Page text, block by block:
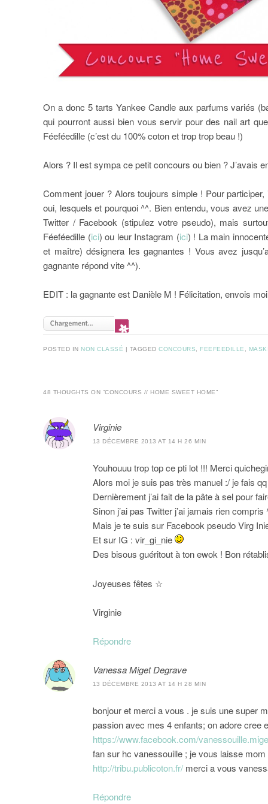
On a donc 5 tarts Yankee Candle aux parfums variés
qui pourront aussi bien vous servir pour des nail art
Féeféedille (c’est du 100% coton et trop trop beau !)
Alors ? Il est sympa ce petit concours ou bien ? J’avais
Comment jouer ? Alors toujours simple ! Pour
oui, lesquels et pourquoi ^^. Bien entendu, vous avez
Twitter / Facebook (stipulez votre pseudo), mais
Féeféedille (ici) ou leur Instagram (ici) ! La main
et maître) désignera les gagnantes ! Vous avez
gagnante répond vite ^^).
EDIT : la gagnante est Danièle M ! Félicitation, envois
POSTED IN NON CLASSÉ | TAGGEDCONCOURS FEEFEEDILLE
48 THOUGHTS ON “CONCOURS // HOME SWEET HOME”
Virginie
13 DÉCEMBRE 2013 AT 14 H 26 MIN
Youhouuu trop top ce pti lot !!! Merci
Alors moi je suis pas très manuel :/ je fais
Dernièrement j’ai fait de la pâte à sel pour
Sinon j’ai pas Twitter j’ai jamais rien compris
Mais je te suis sur Facebook pseudo Virg
Et sur IG : vir_gi_nie
Des bisous guéritout à ton ewok ! Bon
Joyeuses fêtes ☆
Virginie
Répondre
Vanessa Miget Degrave
13 DÉCEMBRE 2013 AT 14 H 28 MIN
bonjour et merci a vous . je suis une super
passion avec mes 4 enfants; on adore cree
https://www.facebook.com/
fan sur hc vanessouille ; je vous laisse
http://tribu.publicoton.fr/merci a vous
Répondre